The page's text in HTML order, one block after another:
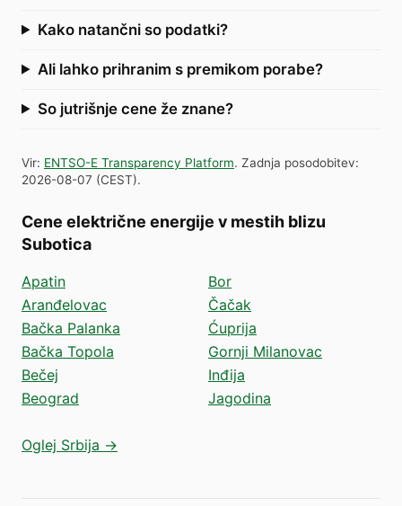
Kako natančni so podatki?
Ali lahko prihranim s premikom porabe?
So jutrišnje cene že znane?
Vir: ENTSO-E Transparency Platform. Zadnja posodobitev:
2026-08-07 (CEST).
Cene električne energije v mestih blizu
Subotica
Apatin
Aranđelovac
Bačka Palanka
Bačka Topola
Bečej
Beograd
Bor
Čačak
Ćuprija
Gornji Milanovac
Inđija
Jagodina
Oglej Srbija →